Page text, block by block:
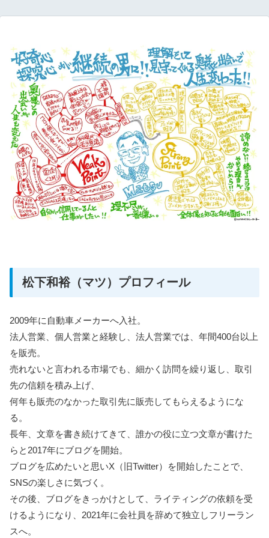
松下和裕（マツ）プロフィール
2009年に自動車メーカーへ入社。
法人営業、個人営業と経験し、法人営業では、年間400台以上
を販売。
売れないと言われる市場でも、細かく訪問を繰り返し、取引
先の信頼を積み上げ、
何年も販売のなかった取引先に販売してもらえるようにな
る。
長年、文章を書き続けてきて、誰かの役に立つ文章が書けた
らと2017年にブログを開始。
ブログを広めたいと思いX（旧Twitter）を開始したことで、
SNSの楽しさに気づく。
その後、ブログをきっかけとして、ライティングの依頼を受
けるようになり、2021年に会社員を辞めて独立しフリーラン
スへ。